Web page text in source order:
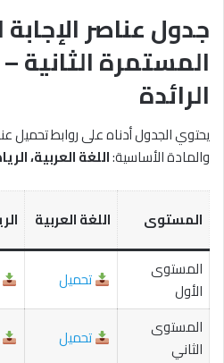
جدول عناصر الإجابة
المستمرة الثانية
الرائدة
يحتوي الجدول أدناه على روابط تحميل
والمادة الأساسية:اللغة العربية،
المستوى اللغة العربية
المستوى
الأول
تحميل
المستوى
الثاني
تحميل